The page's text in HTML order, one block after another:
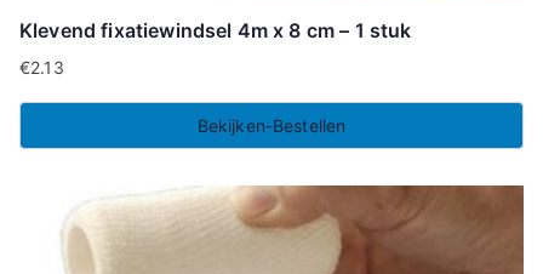
Klevend fixatiewindsel 4m x 8 cm – 1 stuk
€2.13
Bekijken-Bestellen